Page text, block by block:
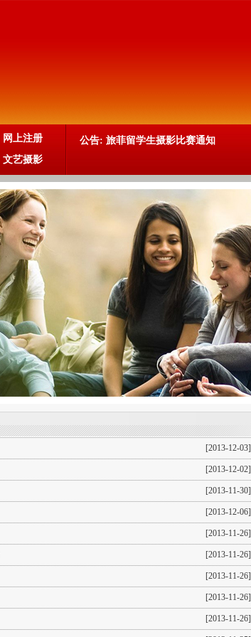
网上注册
文艺摄影
公告: 旅菲留学生摄影比赛通知
[2013-12-03]
[2013-12-02]
[2013-11-30]
[2013-12-06]
[2013-11-26]
[2013-11-26]
[2013-11-26]
[2013-11-26]
[2013-11-26]